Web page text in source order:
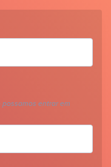
entrar em